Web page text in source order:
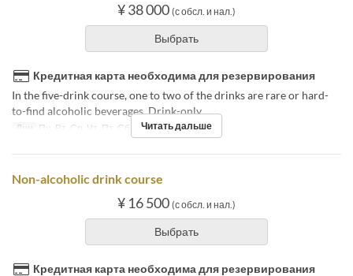
¥ 38 000 (с обсл. и нал.)
Выбрать
Кредитная карта необходима для резервирования
In the five-drink course, one to two of the drinks are rare or hard-
to-find alcoholic beverages. Drink-only.
Дни Пн, Вт, Ср, Чт, Пт, Сб Читать дальше
Non-alcoholic drink course
¥ 16 500 (с обсл. и нал.)
Выбрать
Кредитная карта необходима для резервирования